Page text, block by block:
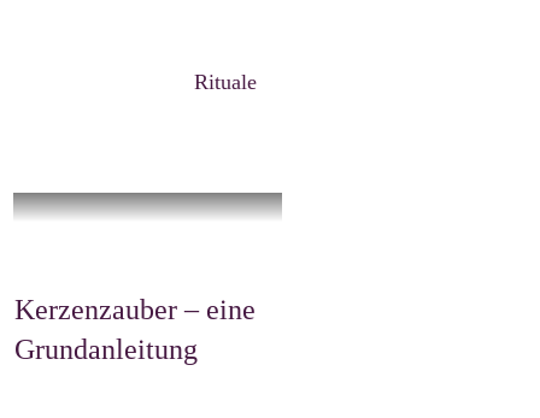
Rituale
Kerzenzauber – eine
Grundanleitung